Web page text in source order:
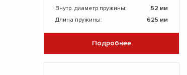
Внутр. диаметр пружины:
52 мм
Длина пружины:
625 мм
Подробнее